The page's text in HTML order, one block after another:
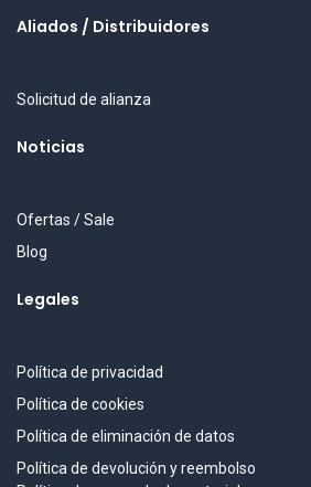
Aliados / Distribuidores
Solicitud de alianza
Noticias
Ofertas / Sale
Blog
Legales
Política de privacidad
Política de cookies
Política de eliminación de datos
Política de devolución y reembolso